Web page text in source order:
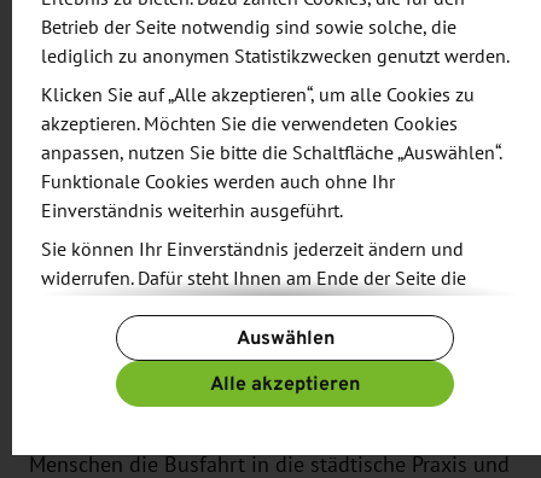
Sachsen hat bisher innovative E-Health-
Maßnahmen und Projekte im Bereich Ambient
Assisted Living in Höhe von rund 16,7 Millionen
Euro gefördert und damit Vorhaben mit einem
Gesamtvolumen von rund 21,0 Millionen Euro
Hintergrund
Digitale und telemedizinische Dienste können im
Alltag eine Hilfe sein, um Arzt und Patient
zusammenzubringen. So erspart die
Menschen die Busfahrt in die städtische Praxis und
Betrieb der Seite notwendig sind sowie solche, die
lediglich zu anonymen Statistikzwecken genutzt werden.
Klicken Sie auf „Alle akzeptieren“, um alle Cookies zu
akzeptieren. Möchten Sie die verwendeten Cookies
anpassen, nutzen Sie bitte die Schaltfläche „Auswählen“.
Funktionale Cookies werden auch ohne Ihr
Einverständnis weiterhin ausgeführt.
Sie können Ihr Einverständnis jederzeit ändern und
widerrufen. Dafür steht Ihnen am Ende der Seite die
Verfügung.
Weitere Informationen finden Sie in unseren
Datenschutzbestimmungenund ergänzend in unserem
Auswählen
Alle akzeptieren